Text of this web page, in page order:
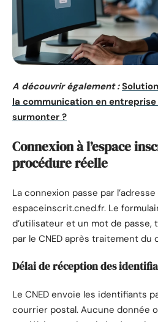
A découvrir également :
la communication en
surmonter ?
Connexion à l’espace
procédure réelle
La connexion passe par l’adresse
espaceinscrit.cned.fr. Le
d’utilisateur et un mot de passe,
par le CNED après traitement du
Délai de réception des
Le CNED envoie les identifiants
courrier postal. Aucune donnée